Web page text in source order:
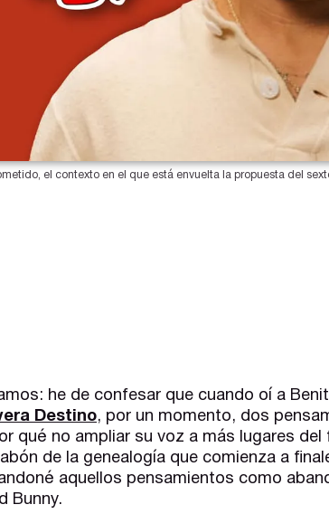
el contexto en el que está envuelta la propuesta del
he de confesar que cuando oí a
Destino, por un momento, dos
qué no ampliar su voz a más lugares
de la genealogía que comienza a
aquellos pensamientos como
Bunny.